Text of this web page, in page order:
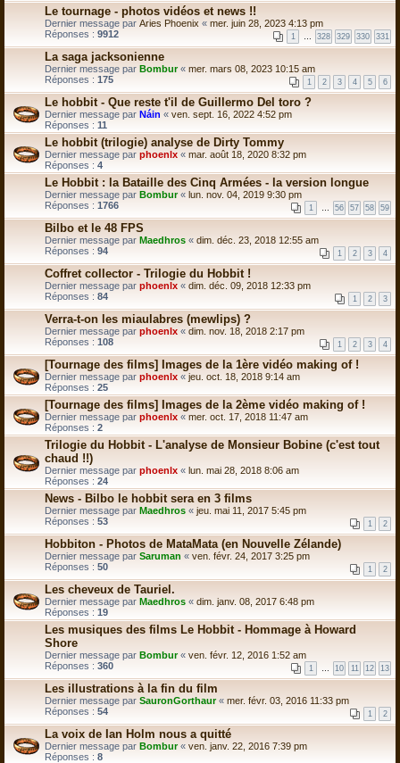
Le tournage - photos vidéos et news !!
Dernier message par Aries Phoenix « mer. juin 28, 2023 4:13 pm
Réponses : 9912 1 … 328 329 330 331
La saga jacksonienne
Dernier message par Bombur« mer. mars 08, 2023 10:15 am
Réponses : 175 1 2 3 4 5 6
Le hobbit - Que reste t'il de Guillermo Del toro ?
Dernier message par Náin « ven. sept. 16, 2022 4:52 pm
Réponses : 11
Le hobbit (trilogie) analyse de Dirty Tommy
Dernier message par phoenlx « mar. août 18, 2020 8:32 pm
Réponses : 4
Le Hobbit : la Bataille des Cinq Armées - la version longue
Dernier message par Bombur« lun. nov. 04, 2019 9:30 pm
Réponses : 1766 1 … 56 57 58 59
Bilbo et le 48 FPS
Dernier message par Maedhros « dim. déc. 23, 2018 12:55 am
Réponses : 94 1 2 3 4
Coffret collector - Trilogie du Hobbit !
Dernier message par phoenlx « dim. déc. 09, 2018 12:33 pm
Réponses : 84 1 2 3
Verra-t-on les miaulabres (mewlips) ?
Dernier message par phoenlx « dim. nov. 18, 2018 2:17 pm
Réponses : 108 1 2 3 4
[Tournage des films] Images de la 1ère vidéo making of !
Dernier message par phoenlx « jeu. oct. 18, 2018 9:14 am
Réponses : 25
[Tournage des films] Images de la 2ème vidéo making of !
Dernier message par phoenlx « mer. oct. 17, 2018 11:47 am
Réponses : 2
Trilogie du Hobbit - L'analyse de Monsieur Bobine (c'est tout
chaud !!)
Dernier message par phoenlx « lun. mai 28, 2018 8:06 am
Réponses : 24
News - Bilbo le hobbit sera en 3 films
Dernier message par Maedhros « jeu. mai 11, 2017 5:45 pm
Réponses : 53 1 2
Hobbiton - Photos de MataMata (en Nouvelle Zélande)
Dernier message par Saruman « ven. févr. 24, 2017 3:25 pm
Réponses : 50 1 2
Les cheveux de Tauriel.
Dernier message par Maedhros « dim. janv. 08, 2017 6:48 pm
Réponses : 19
Les musiques des films Le Hobbit - Hommage à Howard
Shore
Dernier message par Bombur« ven. févr. 12, 2016 1:52 am
Réponses : 360 1 … 10 11 12 13
Les illustrations à la fin du film
Dernier message par SauronGorthaur« mer. févr. 03, 2016 11:33 pm
Réponses : 54 1 2
La voix de Ian Holm nous a quitté
Dernier message par Bombur« ven. janv. 22, 2016 7:39 pm
Réponses : 8